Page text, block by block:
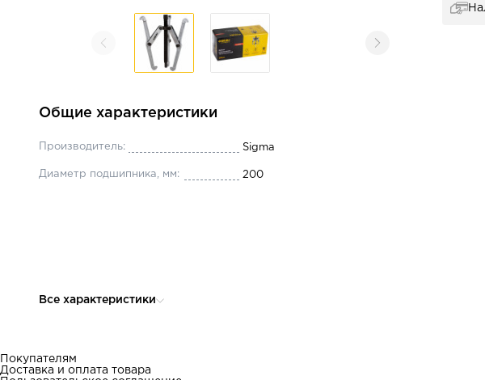
Общие характеристики
Производитель: Sigma
Диаметр подшипника, мм: 200
Все характеристики
Покупателям
Доставка и оплата товара